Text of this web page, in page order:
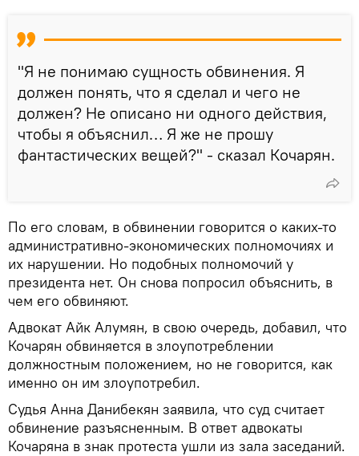
"Я не понимаю сущность обвинения. Я
должен понять, что я сделал и чего не
должен? Не описано ни одного действия,
чтобы я объяснил… Я же не прошу
фантастических вещей?" - сказал Кочарян.
По его словам, в обвинении говорится о каких-то
административно-экономических полномочиях и
их нарушении. Но подобных полномочий у
президента нет. Он снова попросил объяснить, в
чем его обвиняют.
Адвокат Айк Алумян, в свою очередь, добавил, что
Кочарян обвиняется в злоупотреблении
должностным положением, но не говорится, как
именно он им злоупотребил.
Судья Анна Данибекян заявила, что суд считает
обвинение разъясненным. В ответ адвокаты
Кочаряна в знак протеста ушли из зала заседаний.